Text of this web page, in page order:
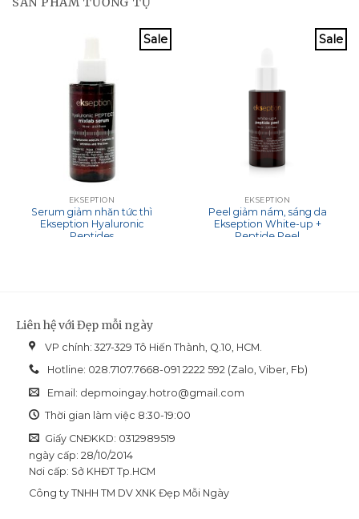
Sale
EKSEPTION
Serum giảm nhăn tức thì
Ekseption Hyaluronic
Peptides
Sale
EKSEPTION
Peel giảm nám, sáng da
Ekseption White-up +
Peptide Peel
Liên hệ với Đẹp mỗi ngày
VP chính: 327-329 Tô Hiến Thành, Q.10, HCM.
Hotline: 028.7107.7668-091 2222 592 (Zalo, Viber, Fb)
Email: depmoingay.hotro@gmail.com
Thời gian làm việc 8:30-19:00
Giấy CNĐKKD: 0312989519
ngày cấp: 28/10/2014
Nơi cấp: Sở KHĐT Tp.HCM
Công ty TNHH TM DV XNK Đẹp Mỗi Ngày